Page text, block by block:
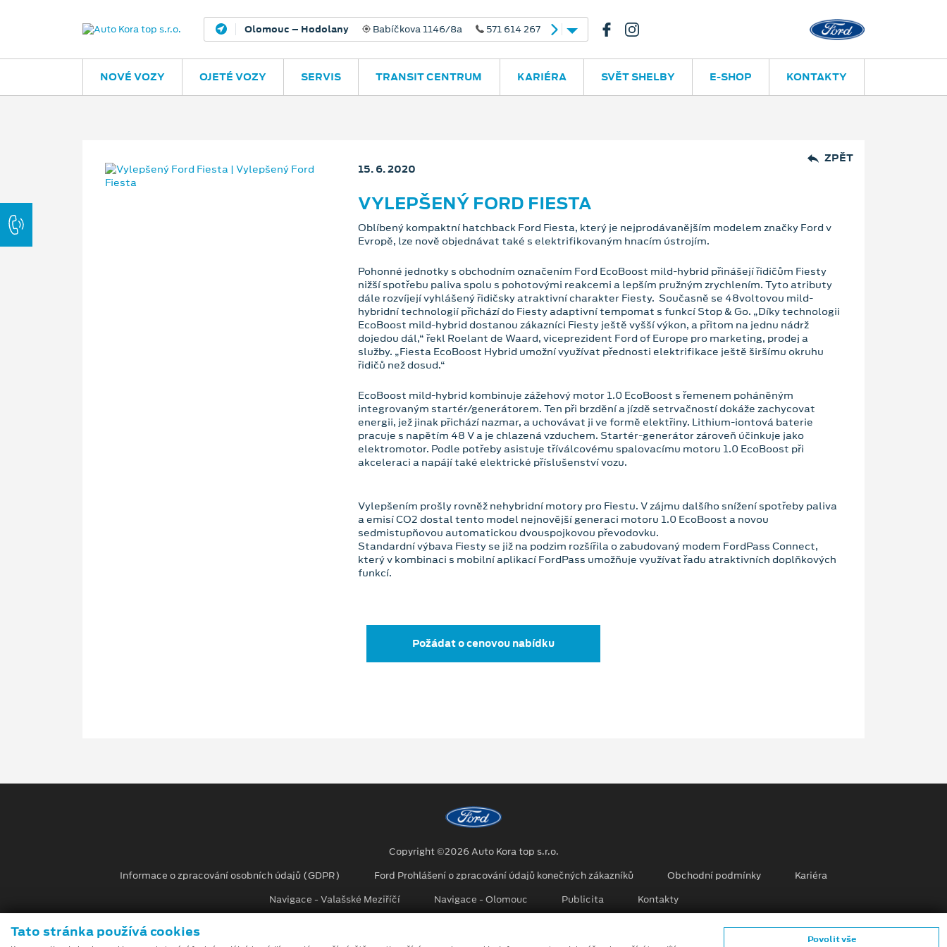
Olomouc – Hodolany Babíčkova 1146/8a 571 614 267
NOVÉ VOZY OJETÉ VOZY SERVIS TRANSIT CENTRUM KARIÉRA SVĚT SHELBY E-SHOP KONTAKTY
ZPĚT
15. 6. 2020
VYLEPŠENÝ FORD FIESTA
Oblíbený kompaktní hatchback Ford Fiesta, který je nejprodávanějším modelem značky Ford v
Evropě, lze nově objednávat také s elektrifikovaným hnacím ústrojím.
Pohonné jednotky s obchodním označením Ford EcoBoost mild-hybrid přinášejí řidičům Fiesty
nižší spotřebu paliva spolu s pohotovými reakcemi a lepším pružným zrychlením. Tyto atributy
dále rozvíjejí vyhlášený řidičsky atraktivní charakter Fiesty. Současně se 48voltovou mild-
hybridní technologií přichází do Fiesty adaptivní tempomat s funkcí Stop & Go. „Díky technologii
EcoBoost mild-hybrid dostanou zákazníci Fiesty ještě vyšší výkon, a přitom na jednu nádrž
dojedou dál,“ řekl Roelant de Waard, viceprezident Ford of Europe pro marketing, prodej a
služby. „Fiesta EcoBoost Hybrid umožní využívat přednosti elektrifikace ještě širšímu okruhu
řidičů než dosud.“
EcoBoost mild-hybrid kombinuje zážehový motor 1.0 EcoBoost s řemenem poháněným
integrovaným startér/generátorem. Ten při brzdění a jízdě setrvačností dokáže zachycovat
energii, jež jinak přichází nazmar, a uchovávat ji ve formě elektřiny. Lithium-iontová baterie
pracuje s napětím 48 V a je chlazená vzduchem. Startér-generátor zároveň účinkuje jako
elektromotor. Podle potřeby asistuje tříválcovému spalovacímu motoru 1.0 EcoBoost při
akceleraci a napájí také elektrické příslušenství vozu.
Vylepšením prošly rovněž nehybridní motory pro Fiestu. V zájmu dalšího snížení spotřeby paliva
a emisí CO2 dostal tento model nejnovější generaci motoru 1.0 EcoBoost a novou
sedmistupňovou automatickou dvouspojkovou převodovku.
Standardní výbava Fiesty se již na podzim rozšířila o zabudovaný modem FordPass Connect,
který v kombinaci s mobilní aplikací FordPass umožňuje využívat řadu atraktivních doplňkových
funkcí.
Požádat o cenovou nabídku
Copyright ©2026 Auto Kora top s.r.o.
Informace o zpracování osobních údajů (GDPR)
Ford Prohlášení o zpracování údajů konečných zákazníků Obchodní podmínky
Kariéra
Navigace - Valašské Meziříčí
Navigace - Olomouc Publicita Kontakty
Při tvorbě videí a obrázků na tomto webu je využíváno kombinace tradičních fotografií či videí, počítačem generovaných snímků (CGI) z digitálních modelů vozidel a generativní
umělé inteligence (gen-AI).
Tato stránka používá cookies Povolit vše